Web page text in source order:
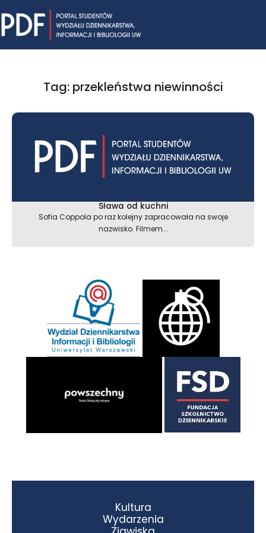
to
content
Tag: przekleństwa niewinności
Sława od kuchni
Sofia Coppola po raz kolejny zapracowała na swoje
nazwisko. Filmem...
Kultura
Wydarzenia